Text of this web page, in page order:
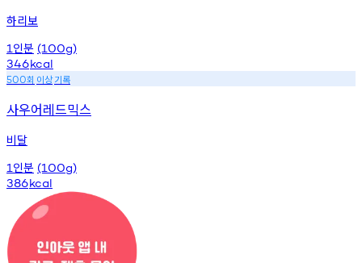
하리보
1 인분 (100g)
346kcal
500회 이상기록
사우어레드믹스
비달
1 인분 (100g)
386kcal